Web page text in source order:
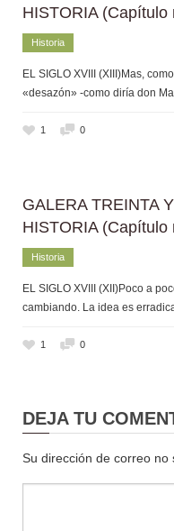
HISTORIA (Capítulo
Historia
EL SIGLO XVIII (XIII)Mas,
«desazón» -como diría don
1 0
GALERA TREINTA
HISTORIA (Capítulo
Historia
EL SIGLO XVIII (XII)Poco a
cambiando. La idea es
1 0
DEJA TU
Su dirección de correo no